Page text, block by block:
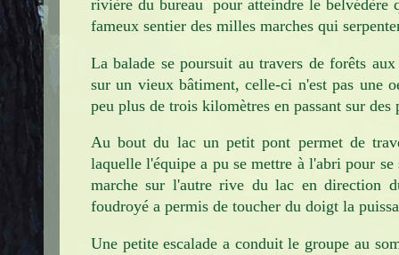
rivière du bureau pour atteindre le belvédère
fameux sentier des milles marches qui
La balade se poursuit au travers de forêts
sur un vieux bâtiment, celle-ci n'est pas une
peu plus de trois kilomètres en passant sur des
Au bout du lac un petit pont permet de
laquelle l'équipe a pu se mettre à l'abri pour
marche sur l'autre rive du lac en direction
foudroyé a permis de toucher du doigt la
Une petite escalade a conduit le groupe au